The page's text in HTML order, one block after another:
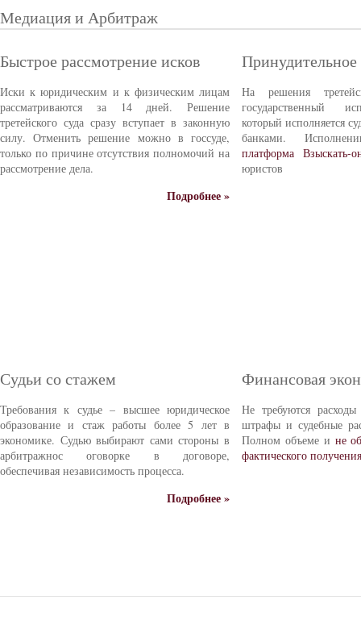
Медиация и Арбитраж
Быстрое рассмотрение исков
Иски к юридическим и к физическим лицам
рассматриваются за 14 дней. Решение
третейского суда сразу вступает в законную
силу. Отменить решение можно в госсуде,
только по причине отсутствия полномочий на
рассмотрение дела.
Подробнее »
На решения
государственный
который исполняется
банками.
платформа Взыскать-
юристов
Судьи со стажем
Требования к судье – высшее юридическое
образование и стаж работы более 5 лет в
экономике. Судью выбирают сами стороны в
арбитражнос оговорке в договоре,
обеспечивая независимость процесса.
Подробнее »
Финансовая
Не требуются
штрафы и судебные
Полном объеме и не
фактического получения